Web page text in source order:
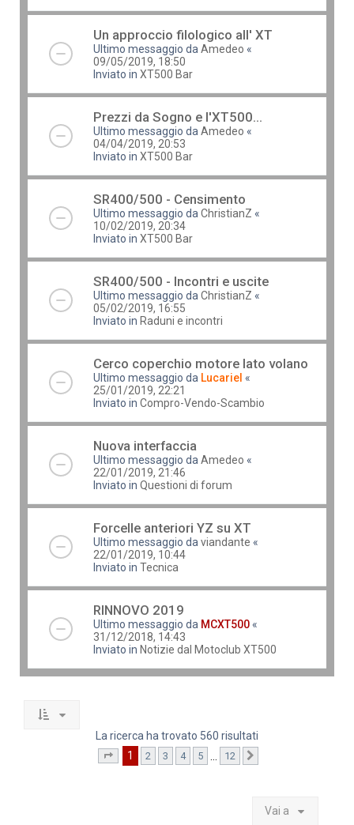
Un approccio filologico all' XT
Ultimo messaggio daAmedeo «
09/05/2019, 18:50
Inviato in XT500 Bar
Prezzi da Sogno e l'XT500...
Ultimo messaggio daAmedeo «
04/04/2019, 20:53
Inviato in XT500 Bar
SR400/500 - Censimento
Ultimo messaggio daChristianZ «
10/02/2019, 20:34
Inviato in XT500 Bar
SR400/500 - Incontri e uscite
Ultimo messaggio daChristianZ «
05/02/2019, 16:55
Inviato in Raduni e incontri
Cerco coperchio motore lato volano
Ultimo messaggio da Lucariel «
25/01/2019, 22:21
Inviato in Compro-Vendo-Scambio
Nuova interfaccia
Ultimo messaggio daAmedeo «
22/01/2019, 21:46
Inviato in Questioni di forum
Forcelle anteriori YZ su XT
Ultimo messaggio daviandante «
22/01/2019, 10:44
Inviato in Tecnica
RINNOVO 2019
Ultimo messaggio da MCXT500 «
31/12/2018, 14:43
Inviato in Notizie dal Motoclub XT500
La ricerca ha trovato 560 risultati
Pagina1 di12
1 2 3 4 5 12
Vai a